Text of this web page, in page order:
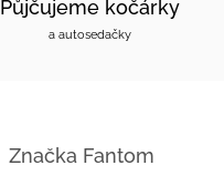
Půjčujeme kočárky
a autosedačky
Značka Fantom